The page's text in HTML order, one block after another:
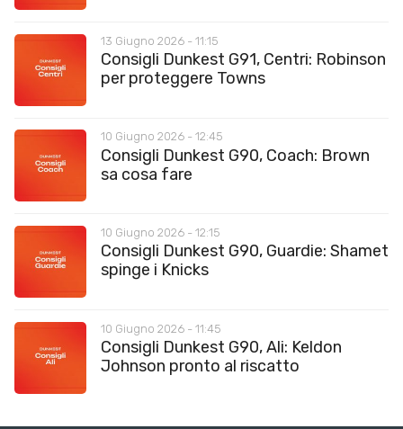
13 Giugno 2026 - 11:15
Consigli Dunkest G91, Centri: Robinson
per proteggere Towns
10 Giugno 2026 - 12:45
Consigli Dunkest G90, Coach: Brown
sa cosa fare
10 Giugno 2026 - 12:15
Consigli Dunkest G90, Guardie: Shamet
spinge i Knicks
10 Giugno 2026 - 11:45
Consigli Dunkest G90, Ali: Keldon
Johnson pronto al riscatto